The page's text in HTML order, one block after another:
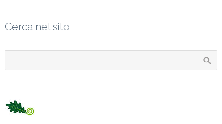
Cerca nel sito